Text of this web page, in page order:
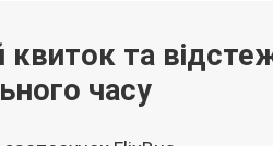
квиток та
часу